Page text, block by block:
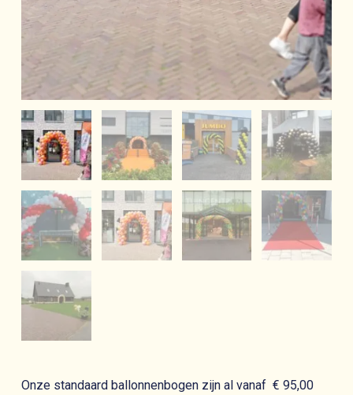
Onze standaard ballonnenbogen zijn al vanaf € 95,00